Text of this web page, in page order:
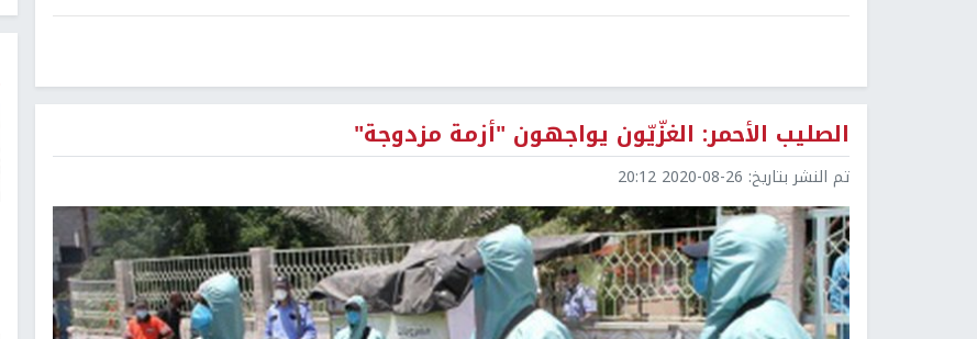
الصليب الأحمر: الغزّيّون يواجهون "أزمة مزدوجة"
تم النشر بتاريخ: 2020-08-26 20:12